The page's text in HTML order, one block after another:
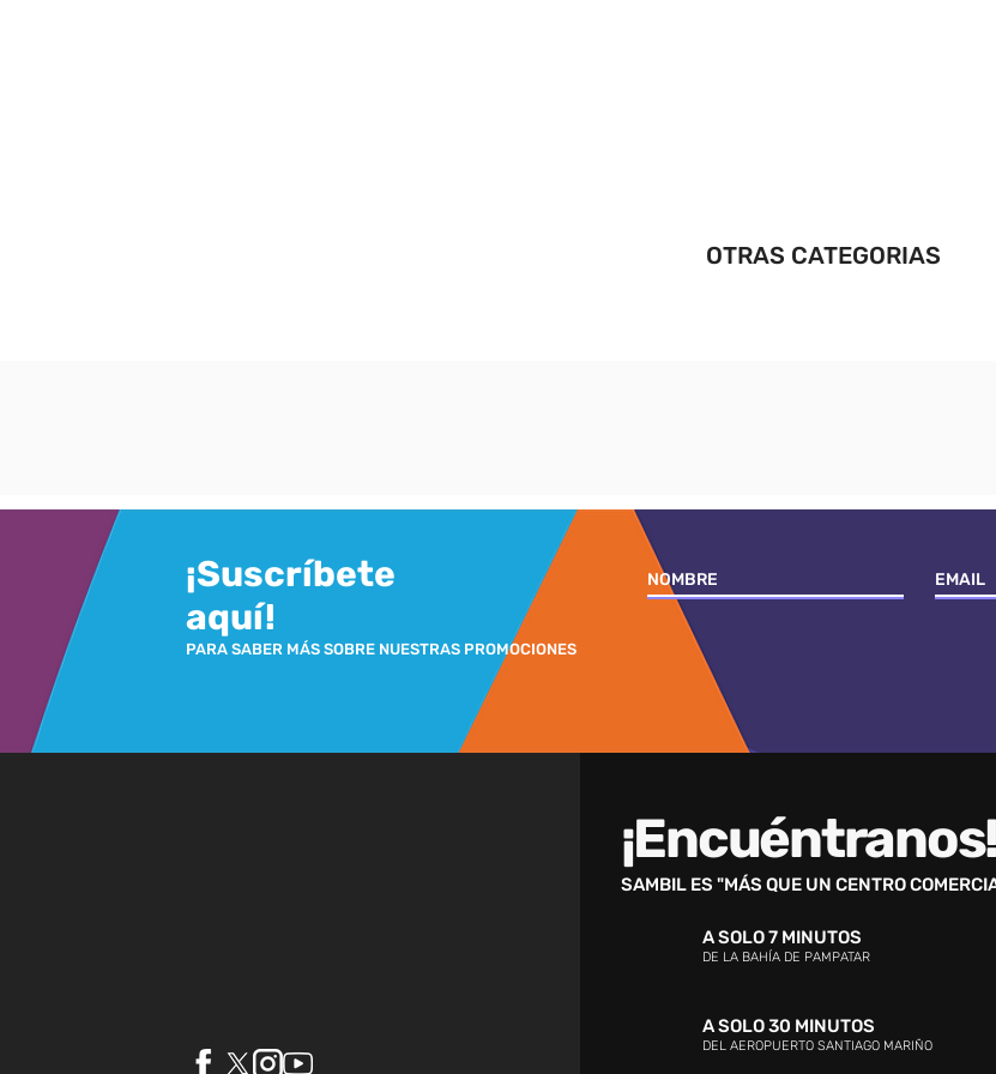
OTRAS CATEGORIAS
¡Suscríbete
aquí!
PARA SABER MÁS SOBRE NUESTRAS PROMOCIONES
¡Encuéntranos!
SAMBIL ES "MÁS QUE UN CENTRO
A SOLO 7 MINUTOS
DE LA BAHÍA DE PAMPATAR
A SOLO 30 MINUTOS
DEL AEROPUERTO SANTIAGO MARIÑO